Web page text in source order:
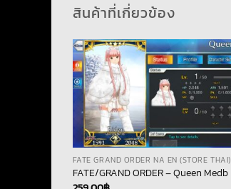
สินค้าที่เกี่ยวข้อง
FATE GRAND ORDER NA EN (STORE THAI)
FATE/GRAND ORDER – Queen Medb